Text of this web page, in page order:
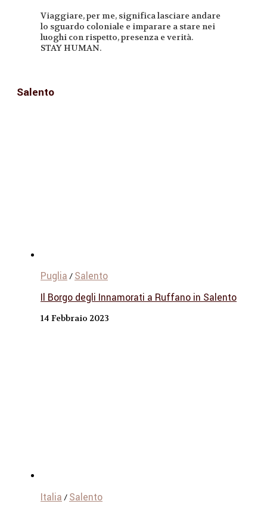
Viaggiare, per me, significa lasciare andare
lo sguardo coloniale e imparare a stare nei
luoghi con rispetto, presenza e verità.
STAY HUMAN.
Salento
Puglia / Salento
Il Borgo degli Innamorati a Ruffano in Salento
14 Febbraio 2023
Italia / Salento